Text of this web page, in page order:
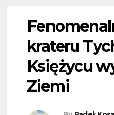
krateru
Księżycu
Ziemi